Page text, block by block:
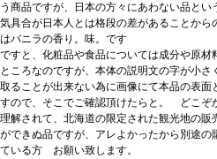
商品ですが、日本の方々にあわない品と
具合が日本人とは格段の差があることから
バニラの香り。味。です
すと、化粧品や食品については成分や原材
ころなのですが、本体の説明文の字が小さ
ることが出来ない為に画像にて本品の表面
ので、そこでご確認頂けたらと。 どこぞ
解されて、北海道の限定された観光地の販
できぬ品ですが、アレよかったから別途
いる方 お願い致します。